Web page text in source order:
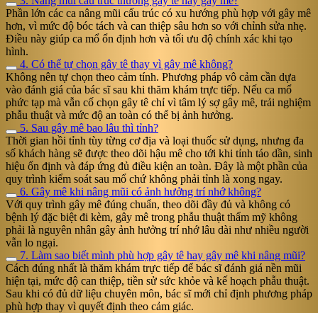
Phần lớn các ca nâng mũi cấu trúc có xu hướng phù hợp với gây mê
hơn, vì mức độ bóc tách và can thiệp sâu hơn so với chỉnh sửa nhẹ.
Điều này giúp ca mổ ổn định hơn và tối ưu độ chính xác khi tạo
hình.
4. Có thể tự chọn gây tê thay vì gây mê không?
Không nên tự chọn theo cảm tính. Phương pháp vô cảm cần dựa
vào đánh giá của bác sĩ sau khi thăm khám trực tiếp. Nếu ca mổ
phức tạp mà vẫn cố chọn gây tê chỉ vì tâm lý sợ gây mê, trải nghiệm
phẫu thuật và mức độ an toàn có thể bị ảnh hưởng.
5. Sau gây mê bao lâu thì tỉnh?
Thời gian hồi tỉnh tùy từng cơ địa và loại thuốc sử dụng, nhưng đa
số khách hàng sẽ được theo dõi hậu mê cho tới khi tỉnh táo dần, sinh
hiệu ổn định và đáp ứng đủ điều kiện an toàn. Đây là một phần của
quy trình kiểm soát sau mổ chứ không phải tỉnh là xong ngay.
6. Gây mê khi nâng mũi có ảnh hưởng trí nhớ không?
Với quy trình gây mê đúng chuẩn, theo dõi đầy đủ và không có
bệnh lý đặc biệt đi kèm, gây mê trong phẫu thuật thẩm mỹ không
phải là nguyên nhân gây ảnh hưởng trí nhớ lâu dài như nhiều người
vẫn lo ngại.
7. Làm sao biết mình phù hợp gây tê hay gây mê khi nâng mũi?
Cách đúng nhất là thăm khám trực tiếp để bác sĩ đánh giá nền mũi
hiện tại, mức độ can thiệp, tiền sử sức khỏe và kế hoạch phẫu thuật.
Sau khi có đủ dữ liệu chuyên môn, bác sĩ mới chỉ định phương pháp
phù hợp thay vì quyết định theo cảm giác.